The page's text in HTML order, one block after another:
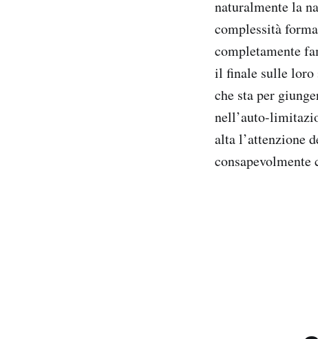
naturalmente la
complessità
completamente
il finale sulle loro
che sta per
nell’auto-
alta l’attenzione